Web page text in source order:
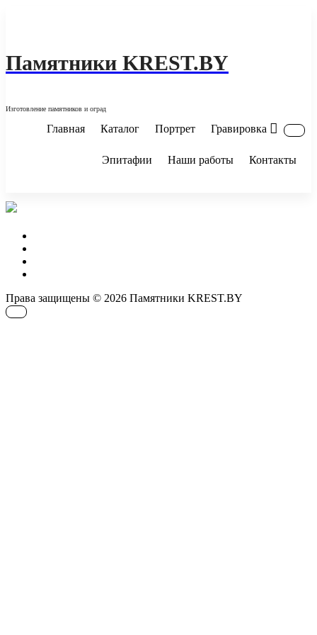
Памятники KREST.BY
Изготовление памятников и оград
Главная Каталог Портрет Гравировка
Эпитафии Наши работы Контакты
Права защищены © 2026 Памятники KREST.BY